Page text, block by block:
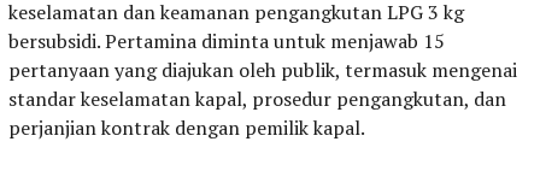
keselamatan dan keamanan pengangkutan LPG 3 kg
bersubsidi. Pertamina diminta untuk menjawab 15
pertanyaan yang diajukan oleh publik, termasuk mengenai
standar keselamatan kapal, prosedur pengangkutan, dan
perjanjian kontrak dengan pemilik kapal.